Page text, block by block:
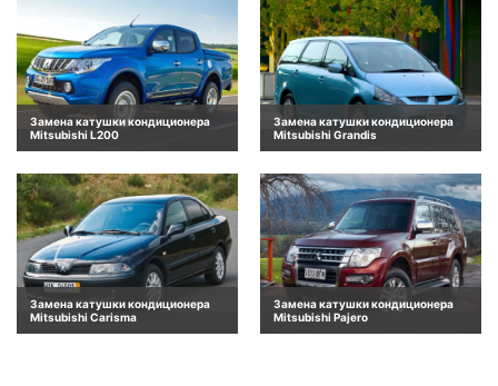
Замена катушки кондиционера
Mitsubishi L200
Замена катушки кондиционера
Mitsubishi Grandis
Замена катушки кондиционера
Mitsubishi Carisma
Замена катушки кондиционера
Mitsubishi Pajero